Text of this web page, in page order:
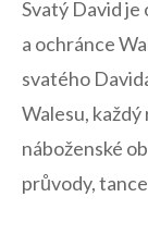
Svatý ​David je
a ⁣ochránce
svatého
Walesu,‌ každý
⁣náboženské
průvody,